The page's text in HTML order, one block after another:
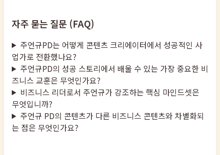
자주 묻는 질문 (FAQ)
주언규PD는 어떻게 콘텐츠 크리에이터에서 성공적인 사
업가로 전환했나요?
주언규PD의 성공 스토리에서 배울 수 있는 가장 중요한 비
즈니스 교훈은 무엇인가요?
비즈니스 리더로서 주언규가 강조하는 핵심 마인드셋은
무엇입니까?
주언규 PD의 콘텐츠가 다른 비즈니스 콘텐츠와 차별화되
는 점은 무엇인가요?